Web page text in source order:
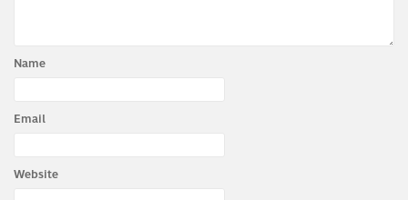
Name
Email
Website